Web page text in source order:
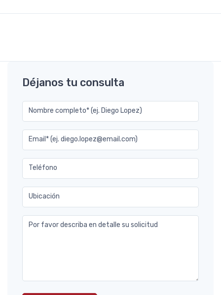
Déjanos tu consulta
Nombre completo* (ej. Diego Lopez)
Email* (ej. diego.lopez@email.com)
Teléfono
Ubicación
Por favor describa en detalle su solicitud